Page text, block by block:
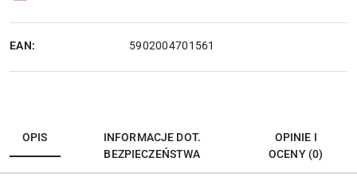
EAN: 5902004701561
OPIS
INFORMACJE DOT.
BEZPIECZEŃSTWA
OPINIE I
OCENY (0)